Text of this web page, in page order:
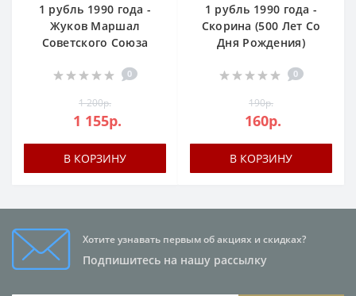
1 рубль 1990 года -
Жуков Маршал
Советского Союза
0
1 200р.
1 155р.
В КОРЗИНУ
1 рубль 1990 года -
Скорина (500 Лет Со
Дня Рождения)
0
190р.
160р.
В КОРЗИНУ
Хотите узнавать первым об акциях и скидках?
Подпишитесь на нашу рассылку